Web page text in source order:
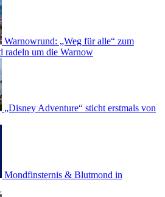
Warnowrund: „Weg für alle“ zum
radeln um die Warnow
„Disney Adventure“ sticht erstmals von
Mondfinsternis & Blutmond in